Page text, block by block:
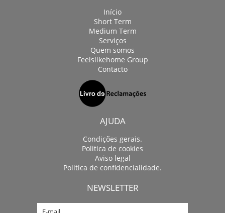
Início
Short Term
Medium Term
Serviços
Quem somos
Feelslikehome Group
Contacto
AJUDA
Condições gerais.
Politica de cookies
Aviso legal
Politica de confidencialidade.
NEWSLETTER